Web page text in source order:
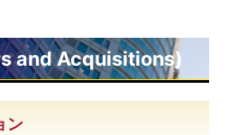
（Mergers and Acquisitions)
and Acquisitions)
ン